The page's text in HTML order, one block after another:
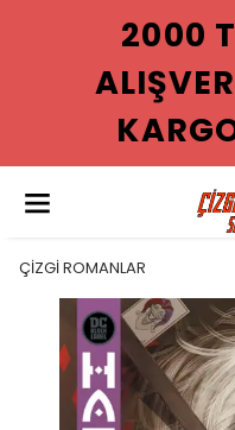
2000
ÇİZGİ ROMANLAR